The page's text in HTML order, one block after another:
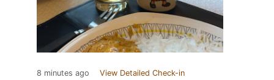
8 minutes ago View Detailed Check-in